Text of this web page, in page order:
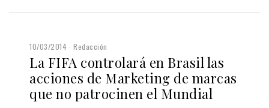
10/03/2014 Redacción
La FIFA controlará en Brasil las
acciones de Marketing de marcas
que no patrocinen el Mundial